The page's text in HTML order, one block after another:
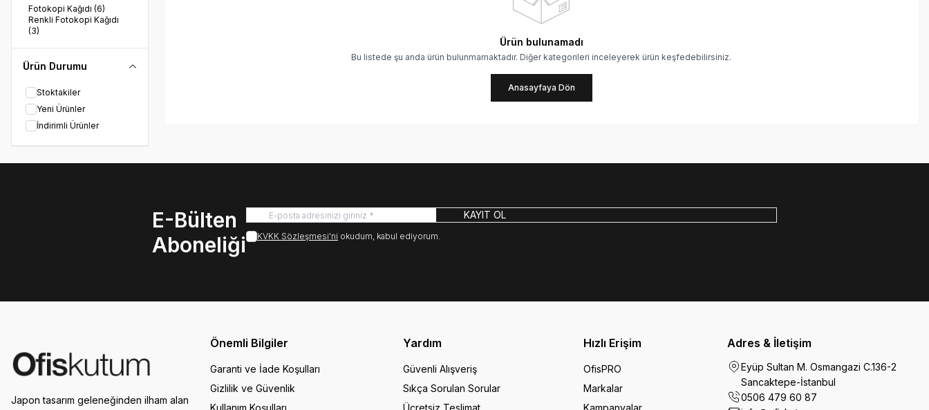
Fotokopi Kağıdı (6)
Renkli Fotokopi Kağıdı
(3)
Ürün Durumu
Stoktakiler
Yeni Ürünler
İndirimli Ürünler
Ürün bulunamadı
Bu listede şu anda ürün bulunmamaktadır. Diğer kategorileri inceleyerek ürün keşfedebilirsiniz.
Anasayfaya Dön
E-Bülten
Aboneliği
KAYIT OL
KVKK Sözleşmesi'ni okudum, kabul ediyorum.
Japon tasarım geleneğinden ilham alan
Önemli Bilgiler
Garanti ve İade Koşulları
Gizlilik ve Güvenlik
Kullanım Koşulları
Yardım
Güvenli Alışveriş
Sıkça Sorulan Sorular
Ücretsiz Teslimat
Hızlı Erişim
OfisPRO
Markalar
Kampanyalar
Adres & İletişim
Eyüp Sultan M. Osmangazi C.136-2
Sancaktepe-İstanbul
0506 479 60 87